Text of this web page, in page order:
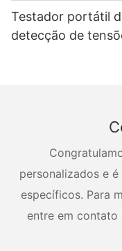
Testador portátil
detecção de
personalizados e
específicos. Para
entre em contato